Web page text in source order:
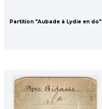
Partition "Aubade à Lydie en do"